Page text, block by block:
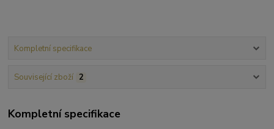
Kompletní specifikace
Související zboží 2
Kompletní specifikace